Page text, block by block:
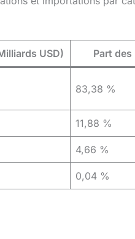
USD) Part
83,38 %
11,88 %
4,66 %
0,04 %